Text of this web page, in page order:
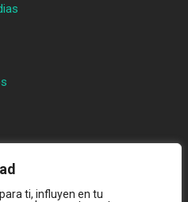
ti, influyen en tu